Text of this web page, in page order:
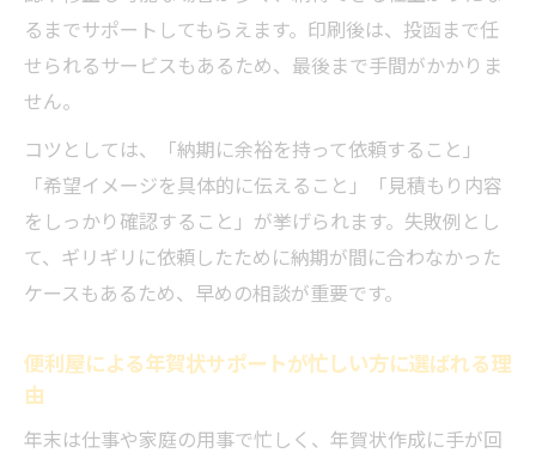
スの見分け方
年賀状の宛名整理も便利屋なら安心対応
宛名書きも便利屋に任せて新年準備を簡単
に
福井の便利屋が行う年賀状宛名整理サービ
スの流れ
応力
ズに送る方法
るまでサポートしてもらえます。印刷後は、投函まで任
せられるサービスもあるため、最後まで手間がかかりま
せん。
コツとしては、「納期に余裕を持って依頼すること」
「希望イメージを具体的に伝えること」「見積もり内容
をしっかり確認すること」が挙げられます。失敗例とし
て、ギリギリに依頼したために納期が間に合わなかった
ケースもあるため、早めの相談が重要です。
便利屋による年賀状サポートが忙しい方に選ばれる理
由
年末は仕事や家庭の用事で忙しく、年賀状作成に手が回